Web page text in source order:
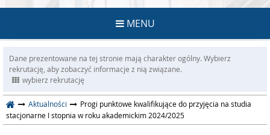
MENU
Dane prezentowane na tej stronie mają charakter ogólny. Wybierz
rekrutację, aby zobaczyć informacje z nią związane.
wybierz rekrutację
Aktualności
Progi punktowe kwalifikujące do przyjęcia na studia
stacjonarne I stopnia w roku akademickim 2024/2025